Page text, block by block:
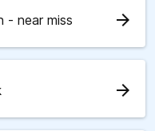
- near miss arrow_forward
arrow_forward